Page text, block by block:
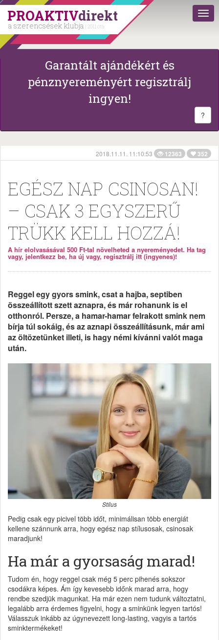
PROAKTIVdirekt
a szerencsések klubja | 2011 óta
Garantált ajándékért és
pénznyereményért regisztrálj
ingyen!
?
2018.11.11. 11:10:53 12363 352
EGÉSZ NAP CSINOSAN!
– CSAK 3 EGYSZERŰ
TRÜKK KELL HOZZÁ!
A hír elolvasásával 500 Ft-tal növelheted a nyereményedet. Ha tag
vagy, jelentkezz be, ha új vagy, regisztrálj itt (ingyenes)!
Reggel egy gyors smink, csat a hajba, septiben
összeállított szett aznapra, és már rohanunk is el
otthonról. Persze, a hamar-hamar felrakott smink nem
bírja túl sokáig, és az aznapi összeállításunk, már ami
az öltözetünket illeti, is hagy némi kívánni valót maga
után.
Stílus
Pedig csak egy picivel több időt, minimálisan több energiát
kellene szánnunk arra, hogy egész nap stílusosak, csinosak
maradjunk!
Ha már a gyorsaság marad!
Tudom én, hogy reggel csak még 5 perc pihenés sokszor
csodákra képes. Ám így kevesebb időnk marad arra, hogy
rendbe szedjük magunkat. Ha már ezen nem tudunk változtatni,
legalább arra érdemes figyelni, hogy a sminkünk legyen tartós!
Válasszuk inkább az úgynevezett long-lasting, vagyis a tartós
sminktermékeket!